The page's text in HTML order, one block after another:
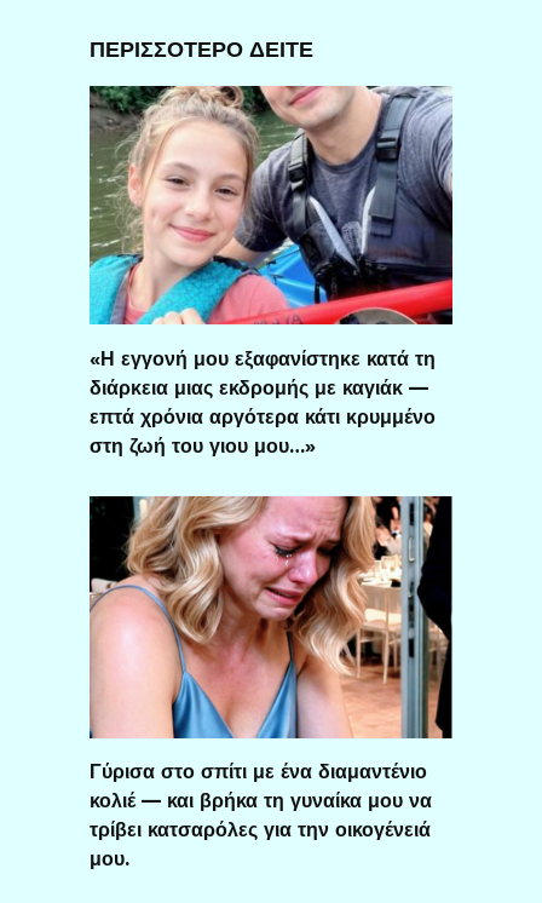
ΠΕΡΙΣΣΟΤΕΡΟ ΔΕΙΤΕ
«Η εγγονή μου εξαφανίστηκε κατά τη
διάρκεια μιας εκδρομής με καγιάκ —
επτά χρόνια αργότερα κάτι κρυμμένο
στη ζωή του γιου μου…»
Γύρισα στο σπίτι με ένα διαμαντένιο
κολιέ — και βρήκα τη γυναίκα μου να
τρίβει κατσαρόλες για την οικογένειά
μου.